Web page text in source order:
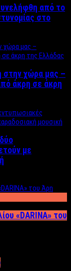
από το
στο
στην χώρα μας –
άκρη σε άκρη
με
«DARINA» του